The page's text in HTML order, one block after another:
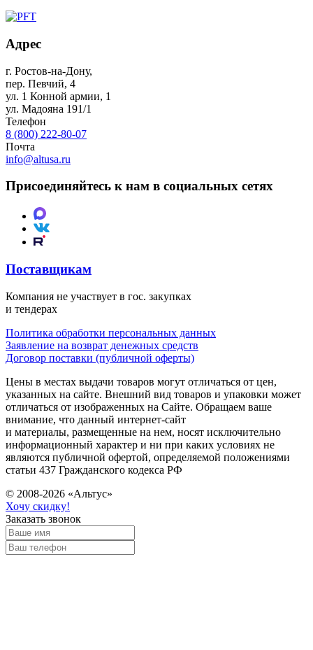
Адрес
г. Ростов-на-Дону,
пер. Певчий, 4
ул. 1 Конной армии, 1
ул. Мадояна 191/1
Телефон
8 (800) 222-80-07
Почта
info@altusa.ru
Присоединяйтесь к нам в социальных сетях
Поставщикам
Компания не участвует в гос. закупках
и тендерах
Политика обработки персональных данных
Заявление на возврат денежных средств
Договор поставки (публичной оферты)
Цены в местах выдачи товаров могут отличаться от цен,
указанных на сайте. Внешний вид товаров и упаковки может
отличаться от изображенных на Сайте. Обращаем ваше
внимание, что данный интернет-сайт
и материалы, размещенные на нем, носят исключительно
информационный характер и ни при каких условиях не
являются публичной офертой, определяемой положениями
статьи 437 Гражданского кодекса РФ
© 2008-2026 «Альтус»
Хочу скидку!
Заказать звонок